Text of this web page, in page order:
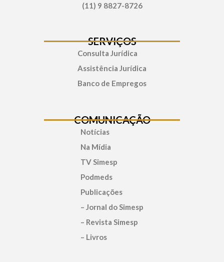
(11) 9 8827-8726
SERVIÇOS
Consulta Jurídica
Assistência Jurídica
Banco de Empregos
COMUNICAÇÃO
Notícias
Na Mídia
TV Simesp
Podmeds
Publicações
– Jornal do Simesp
– Revista Simesp
– Livros